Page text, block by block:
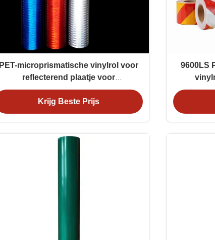
PET-microprismatische vinylrol voor
reflecterend plaatje voor
verkeersveiligheid
Krijg Beste Prijs
9600LS